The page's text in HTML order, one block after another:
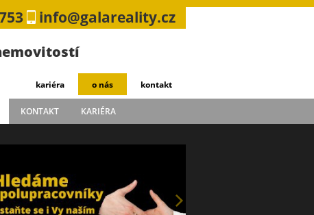
info@galareality.cz
kariéra o nás kontakt
KONTAKT KARIÉRA